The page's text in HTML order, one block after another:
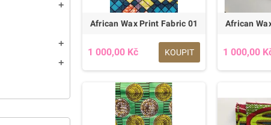
add
add
add
African Wax Print Fabric 01
1 000,00 Kč KOUPIT
African
1 000,00